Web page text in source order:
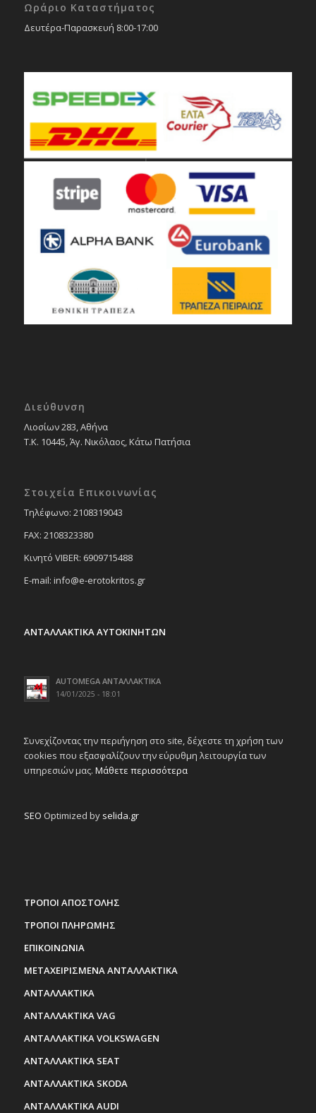
Ωράριο Καταστήματος
Δευτέρα-Παρασκευή 8:00-17:00
Διεύθυνση
Λιοσίων 283, Αθήνα
Τ.Κ. 10445, Άγ. Νικόλαος, Κάτω Πατήσια
Στοιχεία Επικοινωνίας
Tηλέφωνο: 2108319043
FAX: 2108323380
Κινητό VIBER: 6909715488
E-mail: info@e-erotokritos.gr
ΑΝΤΑΛΛΑΚΤΙΚΑ ΑΥΤΟΚΙΝΗΤΩΝ
AUTOMEGA ΑΝΤΑΛΛΑΚΤΙΚΑ
14/01/2025 - 18:01
Συνεχίζοντας την περιήγηση στο site, δέχεστε τη χρήση των
cookies που εξασφαλίζουν την εύρυθμη λειτουργία των
υπηρεσιών μας. Μάθετε περισσότερα
SEO Optimized by selida.gr
ΤΡΟΠΟΙ ΑΠΟΣΤΟΛΗΣ
ΤΡΟΠΟΙ ΠΛΗΡΩΜΗΣ
ΕΠΙΚΟΙΝΩΝΙΑ
ΜΕΤΑΧΕΙΡΙΣΜΕΝΑ ΑΝΤΑΛΛΑΚΤΙΚΑ
ΑΝΤΑΛΛΑΚΤΙΚΑ
ΑΝΤΑΛΛΑΚΤΙΚΑ VAG
ΑΝΤΑΛΛΑΚΤΙΚΑ VOLKSWAGEN
ΑΝΤΑΛΛΑΚΤΙΚΑ SEAT
ΑΝΤΑΛΛΑΚΤΙΚΑ SKODA
ΑΝΤΑΛΛΑΚΤΙΚΑ AUDI